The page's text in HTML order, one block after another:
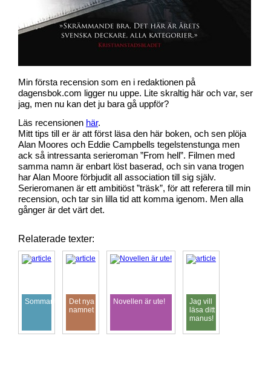
Min första recension som en i redaktionen på
dagensbok.com ligger nu uppe. Lite skraltig här och var, ser
jag, men nu kan det ju bara gå uppför?
Läs recensionen här.
Mitt tips till er är att först läsa den här boken, och sen plöja
Alan Moores och Eddie Campbells tegelstenstunga men
ack så intressanta serieroman ”From hell”. Filmen med
samma namn är enbart löst baserad, och sin vana trogen
har Alan Moore förbjudit all association till sig själv.
Serieromanen är ett ambitiöst ”träsk”, för att referera till min
recension, och tar sin lilla tid att komma igenom. Men alla
gånger är det värt det.
Relaterade texter:
Sommarfunderingar
Det nya
namnet
Novellen är ute!
Jag vill
läsa ditt
manus!